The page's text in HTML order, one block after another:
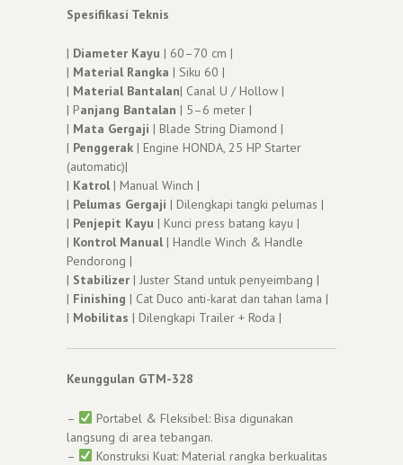
Spesifikasi Teknis
| Diameter Kayu | 60–70 cm |
| Material Rangka | Siku 60 |
| Material Bantalan| Canal U / Hollow |
| Panjang Bantalan | 5–6 meter |
| Mata Gergaji | Blade String Diamond |
| Penggerak | Engine HONDA, 25 HP Starter
(automatic)|
| Katrol| Manual Winch |
| Pelumas Gergaji | Dilengkapi tangki pelumas |
| Penjepit Kayu | Kunci press batang kayu |
| Kontrol Manual| Handle Winch & Handle
Pendorong |
| Stabilizer | Juster Stand untuk penyeimbang |
| Finishing | Cat Duco anti-karat dan tahan lama |
| Mobilitas | Dilengkapi Trailer + Roda |
Keunggulan GTM-328
–
Portabel & Fleksibel: Bisa digunakan
langsung di area tebangan.
–
Konstruksi Kuat: Material rangka berkualitas